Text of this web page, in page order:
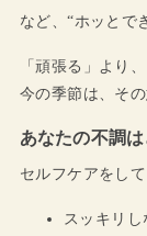
など、“ホッとで
「頑張る」より
今の季節は、そ
あなたの不調
セルフケアをして
スッキリし